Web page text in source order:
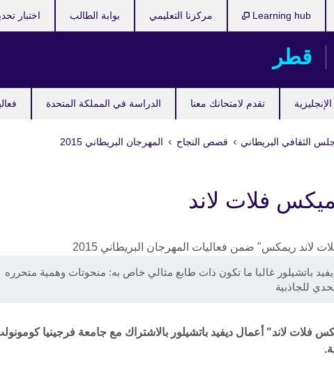
قطر
تقدم لامتحانك معنا الدراسة في المملكة المتحدة
Learning hub مركزنا التعليمي بوابة الطالب اختبار
الثقافي البريطاني قصص النجاح المهرجان البريطاني 2015
فلات لاند
باتشيلور غالبا ما تكون ذات طابع مثالي خاص به: منحوتات وهمية متحرره
للجاذبية
لاند" أعمال ديفيد باتشيلور بالاشتراك مع جامعة فرجينيا